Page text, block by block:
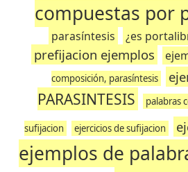
compuestas por
parasíntesis ¿es
prefijacion ejemplos
composición, parasíntesis
PARASINTESIS
palabras
sufijacion ejercicios de sufijacion
ejemplos de